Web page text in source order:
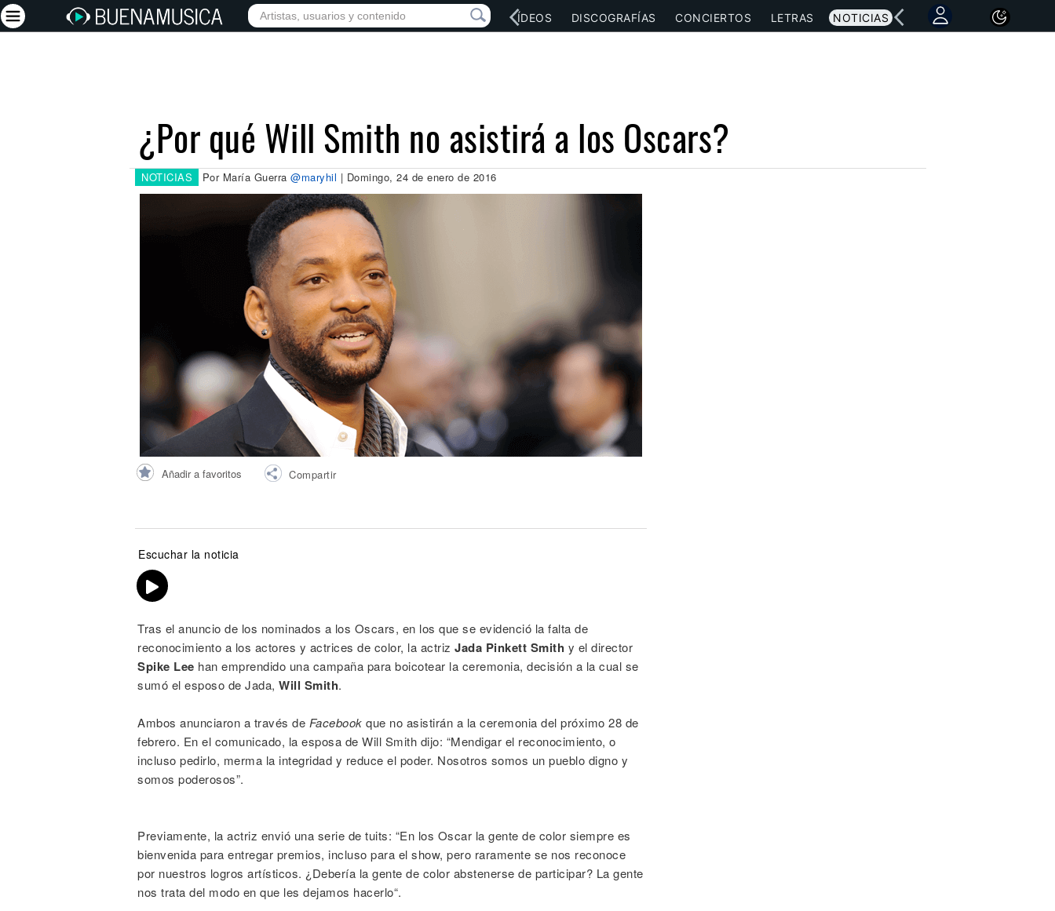
INICIO ARTISTAS RED SOCIAL MÚSICA VÍDEOS DISCOGRAFÍAS CONCIERTOS LETRAS NOTICIAS
¿Por qué Will Smith no asistirá a los Oscars?
NOTICIAS Por María Guerra @maryhil | Domingo, 24 de enero de 2016
Añadir a favoritos Compartir
Escuchar la noticia
Tras el anuncio de los nominados a los Oscars, en los que se evidenció la falta de
reconocimiento a los actores y actrices de color, la actriz Jada Pinkett Smith y el director
Spike Lee han emprendido una campaña para boicotear la ceremonia, decisión a la cual se
sumó el esposo de Jada, Will Smith.
Ambos anunciaron a través de Facebook que no asistirán a la ceremonia del próximo 28 de
febrero. En el comunicado, la esposa de Will Smith dijo: “Mendigar el reconocimiento, o
incluso pedirlo, merma la integridad y reduce el poder. Nosotros somos un pueblo digno y
somos poderosos”.
Previamente, la actriz envió una serie de tuits: “En los Oscar la gente de color siempre es
bienvenida para entregar premios, incluso para el show, pero raramente se nos reconoce
por nuestros logros artísticos. ¿Debería la gente de color abstenerse de participar? La gente
nos trata del modo en que les dejamos hacerlo“.